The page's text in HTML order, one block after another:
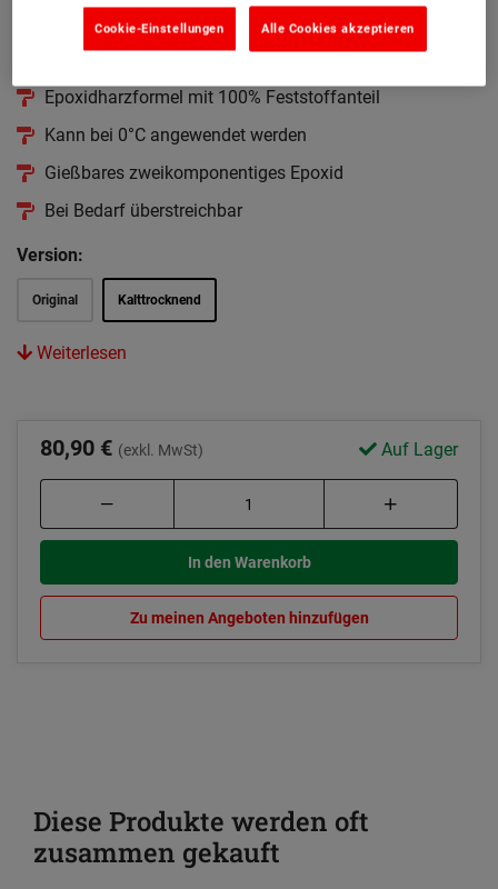
Starke und einfache Reparatur von feinen Rissen bei Kälte
Epoxidharzformel mit 100% Feststoffanteil
Kann bei 0°C angewendet werden
Gießbares zweikomponentiges Epoxid
Bei Bedarf überstreichbar
Version:
Original Kalttrocknend
Weiterlesen
80,90 € (exkl. MwSt) Auf Lager
In den Warenkorb
Zu meinen Angeboten hinzufügen
Diese Produkte werden oft
zusammen gekauft
Alle Cookies akzeptieren
Cookie-Einstellungen